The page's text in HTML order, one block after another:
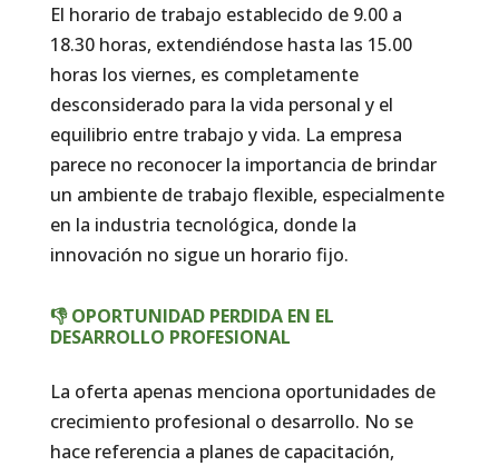
El horario de trabajo establecido de 9.00 a
18.30 horas, extendiéndose hasta las 15.00
horas los viernes, es completamente
desconsiderado para la vida personal y el
equilibrio entre trabajo y vida. La empresa
parece no reconocer la importancia de brindar
un ambiente de trabajo flexible, especialmente
en la industria tecnológica, donde la
innovación no sigue un horario fijo.
👎 OPORTUNIDAD PERDIDA EN EL
DESARROLLO PROFESIONAL
La oferta apenas menciona oportunidades de
crecimiento profesional o desarrollo. No se
hace referencia a planes de capacitación,